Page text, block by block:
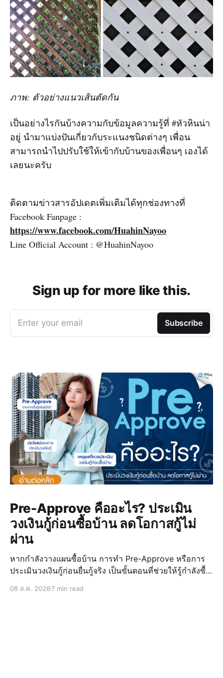
ภาพ: ตัวอย่างแนวเส้นตัดกัน
เป็นอย่างไรกันบ้างความกับข้อมูลความรู้ที่ #หัวหินน่า
อยู่ นำมาแบ่งปันเกี่ยวกับระแนงชนิดต่างๆ เพื่อน
สามารถนำไปปรับใช้ให้เข้ากับบ้านของเพื่อนๆ เองได้
เลยนะครับ
ติดตามข่าวสารอัปเดตเพิ่มเติมได้ทุกช่องทางที่
Facebook Fanpage :
https://www.facebook.com/HuahinNayoo
Line Official Account : @HuahinNayoo
Sign up for more like this.
Enter your email Subscribe
Pre-Approve คืออะไร? ประเมิน
วงเงินกู้ก่อนซื้อบ้าน ลดโอกาสกู้ไม่
ผ่าน
หากกำลังวางแผนซื้อบ้าน การทำ Pre-Approve หรือการ
ประเมินวงเงินกู้ก่อนยื่นกู้จริง เป็นขั้นตอนที่ช่วยให้รู้กำลังซื้อ
ในการกู้ไม่ผ่านเมื่อเจอบ้านที่ถูกใจ การรู้วงเงินล่วงหน้ายัง
08 ส.ค. 2026 7 min read